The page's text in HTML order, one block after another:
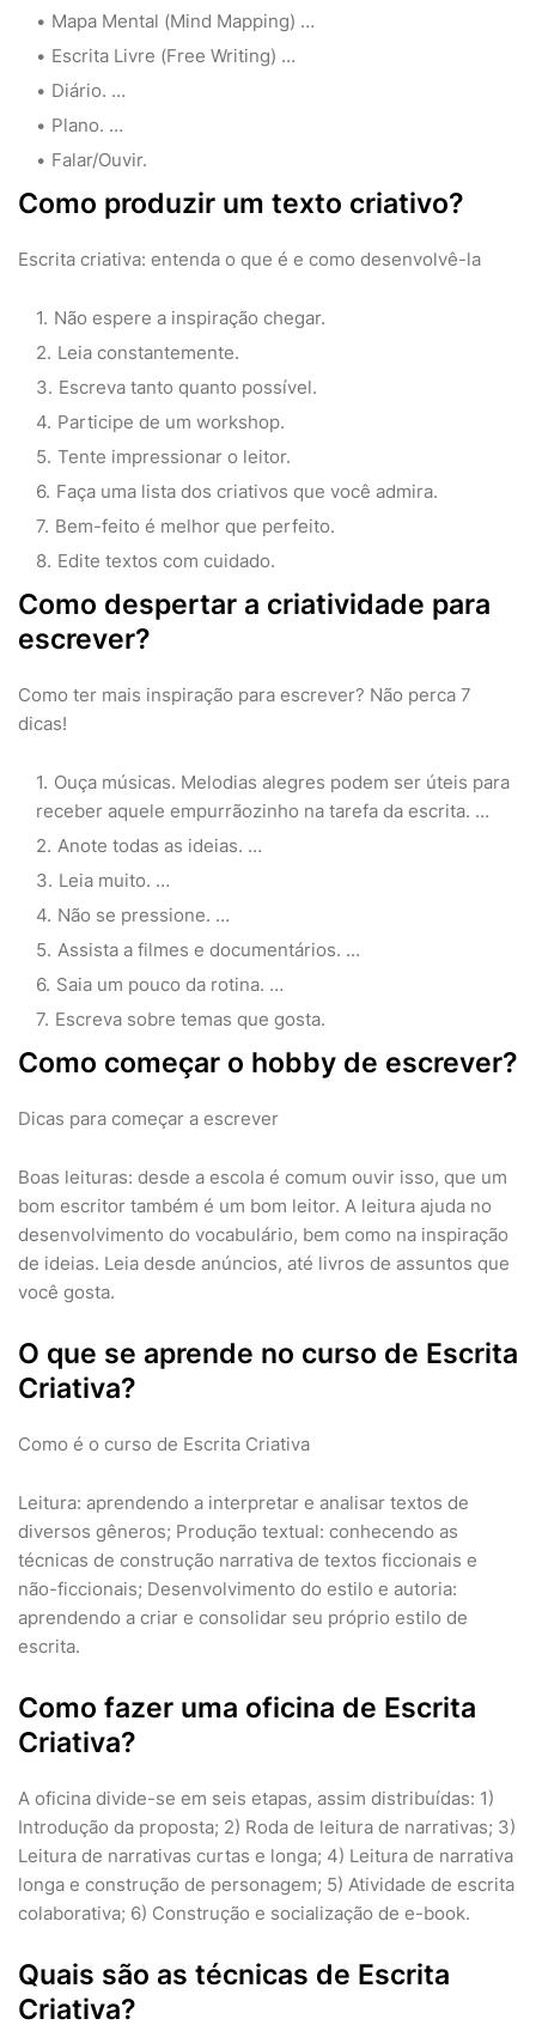
Mapa Mental (Mind Mapping) …
Escrita Livre (Free Writing) …
Diário. …
Plano. …
Falar/Ouvir.
Como produzir um texto criativo?
Escrita criativa: entenda o que é e como desenvolvê-la
Não espere a inspiração chegar.
Leia constantemente.
Escreva tanto quanto possível.
Participe de um workshop.
Tente impressionar o leitor.
Faça uma lista dos criativos que você admira.
Bem-feito é melhor que perfeito.
Edite textos com cuidado.
Como despertar a criatividade para
escrever?
Como ter mais inspiração para escrever? Não perca 7
dicas!
Ouça músicas. Melodias alegres podem ser úteis para
receber aquele empurrãozinho na tarefa da escrita. …
Anote todas as ideias. …
Leia muito. …
Não se pressione. …
Assista a filmes e documentários. …
Saia um pouco da rotina. …
Escreva sobre temas que gosta.
Como começar o hobby de escrever?
Dicas para começar a escrever
Boas leituras: desde a escola é comum ouvir isso, que um
bom escritor também é um bom leitor. A leitura ajuda no
desenvolvimento do vocabulário, bem como na inspiração
de ideias. Leia desde anúncios, até livros de assuntos que
você gosta.
O que se aprende no curso de Escrita
Criativa?
Como é o curso de Escrita Criativa
Leitura: aprendendo a interpretar e analisar textos de
diversos gêneros; Produção textual: conhecendo as
técnicas de construção narrativa de textos ficcionais e
não-ficcionais; Desenvolvimento do estilo e autoria:
aprendendo a criar e consolidar seu próprio estilo de
escrita.
Como fazer uma oficina de Escrita
Criativa?
A oficina divide-se em seis etapas, assim distribuídas: 1)
Introdução da proposta; 2) Roda de leitura de narrativas; 3)
Leitura de narrativas curtas e longa; 4) Leitura de narrativa
longa e construção de personagem; 5) Atividade de escrita
colaborativa; 6) Construção e socialização de e-book.
Quais são as técnicas de Escrita
Criativa?